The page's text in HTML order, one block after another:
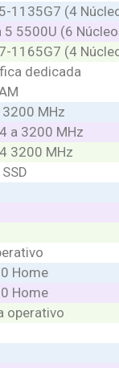
1135G7 (4
5 5500U (6
1165G7 (4
dedicada
3200 MHz
a 3200 MHz
3200 MHz
Home
Home
operativo